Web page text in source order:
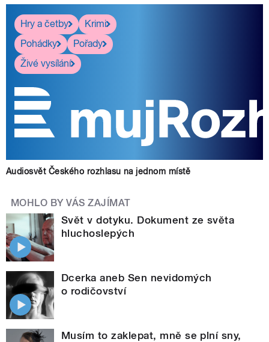
Hry a četby
Krimi
Pohádky
Pořady
Živé vysílání
Audiosvět Českého rozhlasu na jednom místě
MOHLO BY VÁS ZAJÍMAT
Svět v dotyku. Dokument ze světa
hluchoslepých
Dcerka aneb Sen nevidomých
o rodičovství
Musím to zaklepat, mně se plní sny,